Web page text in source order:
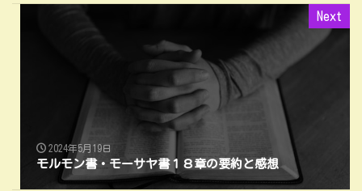
Next
2024年5月19日
モルモン書・モーサヤ書１８章の要約と感想